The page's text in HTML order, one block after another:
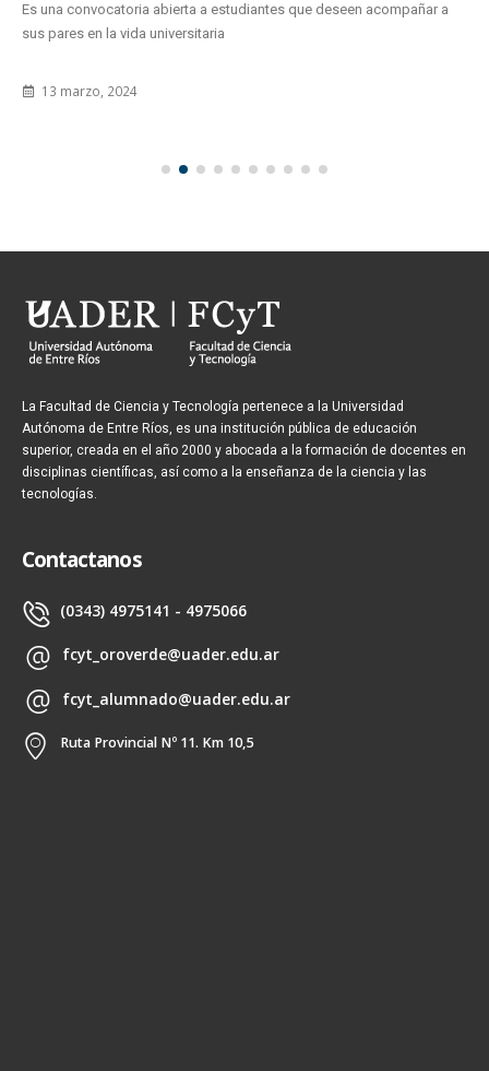
Es una convocatoria abierta a estudiantes que deseen acompañar a
sus pares en la vida universitaria
13 marzo, 2024
La Facultad de Ciencia y Tecnología pertenece a la Universidad
Autónoma de Entre Ríos, es una institución pública de educación
superior, creada en el año 2000 y abocada a la formación de docentes en
disciplinas científicas, así como a la enseñanza de la ciencia y las
tecnologías.
Contactanos
(0343) 4975141 - 4975066
fcyt_oroverde@uader.edu.ar
fcyt_alumnado@uader.edu.ar
Ruta Provincial Nº 11. Km 10,5